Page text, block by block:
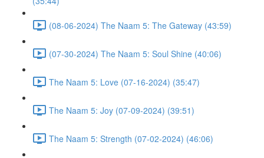
(08-06-2024) The Naam 5: The Gateway (43:59)
(07-30-2024) The Naam 5: Soul Shine (40:06)
The Naam 5: Love (07-16-2024) (35:47)
The Naam 5: Joy (07-09-2024) (39:51)
The Naam 5: Strength (07-02-2024) (46:06)